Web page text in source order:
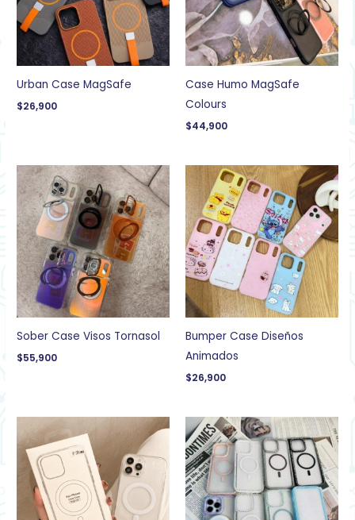
Urban Case MagSafe
$26,900
Case Humo MagSafe
Colours
$44,900
Sober Case Visos Tornasol
$55,900
Bumper Case Diseños
Animados
$26,900